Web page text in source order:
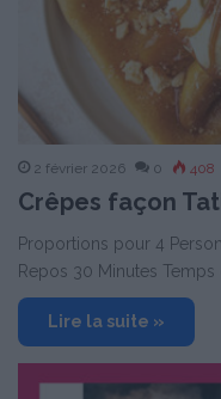
2 février 2026 0 408
Crêpes façon
Proportions pour 4
Repos 30 Minutes Temps
Lire la suite »